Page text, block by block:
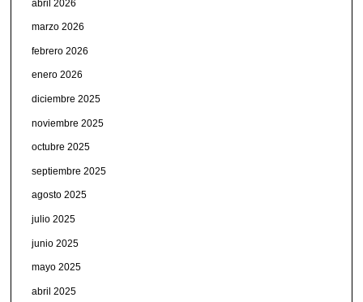
abril 2026
marzo 2026
febrero 2026
enero 2026
diciembre 2025
noviembre 2025
octubre 2025
septiembre 2025
agosto 2025
julio 2025
junio 2025
mayo 2025
abril 2025